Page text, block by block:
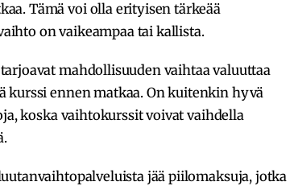
Tämä voi olla erityisen tärkeää
on vaikeampaa tai kallista.
mahdollisuuden vaihtaa valuuttaa
kurssi ennen matkaa. On kuitenkin hyvä
koska vaihtokurssit voivat vaihdella
jää piilomaksuja, jotka